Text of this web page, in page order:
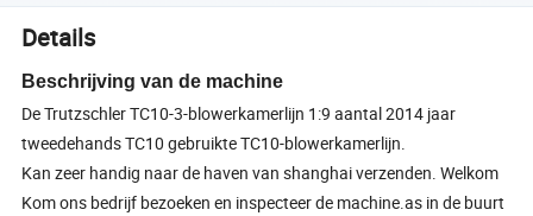
Details
Beschrijving van de machine
De Trutzschler TC10-3-blowerkamerlijn 1:9 aantal 2014 jaar
tweedehands TC10 gebruikte TC10-blowerkamerlijn.
Kan zeer handig naar de haven van shanghai verzenden. Welkom
Kom ons bedrijf bezoeken en inspecteer de machine.as in de buurt